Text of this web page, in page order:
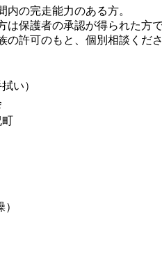
内の完走能力のある方。
は保護者の承認が得られた方
許可のもと、個別相談くだ
い）
町